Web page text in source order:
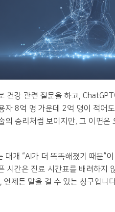
건강 관련 질문을 하고,
자 8억 명 가운데 2억 명이 적어
승리처럼 보이지만, 그 이면은
개 “AI가 더 똑똑해졌기 때문”이
시간은 진료 시간표를 배려하지
제든 말을 걸 수 있는 창구입니